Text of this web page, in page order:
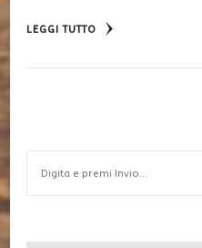
LEGGI TUTTO
qualcosa?